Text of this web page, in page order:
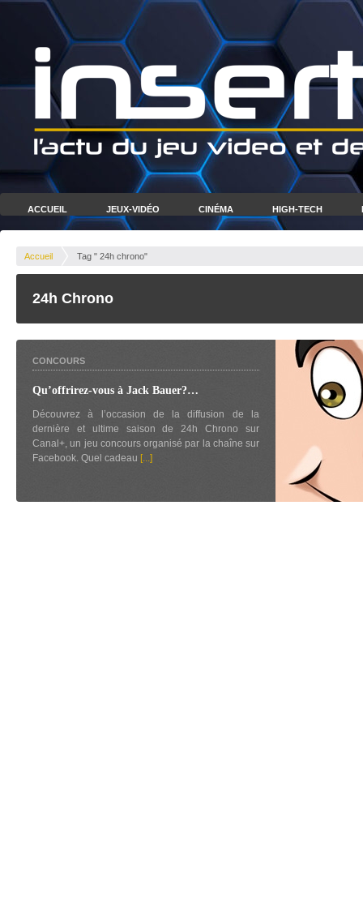
ACCUEIL JEUX-VIDÉO CINÉMA HIGH-TECH
Accueil Tag " 24h chrono"
24h Chrono
CONCOURS
Qu’offrirez-vous à Jack Bauer?…
Découvrez à l’occasion de la diffusion de la
dernière et ultime saison de 24h Chrono sur
Canal+, un jeu concours organisé par la chaîne sur
Facebook. Quel cadeau [...]